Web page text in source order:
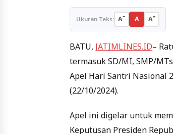
Ukuran Teks: A− A A+
BATU, JATIMLINES.ID–
termasuk SD/MI, SMP/
Apel Hari Santri Nasional
(22/10/2024).
Apel ini digelar untuk
Keputusan Presiden